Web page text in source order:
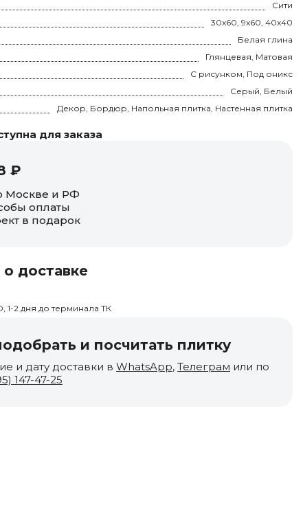
Сити
30x60, 9x60, 40x40
Белая глина
Глянцевая, Матовая
С рисунком, Под оникс
Серый, Белый
Декор, Бордюр, Напольная плитка, Настенная плитка
для заказа
₽
Москве и РФ
оплаты
в подарок
доставке
1-2 дня до терминала ТК
и посчитать плитку
и дату доставки в WhatsApp, Телеграм или по
147-47-25